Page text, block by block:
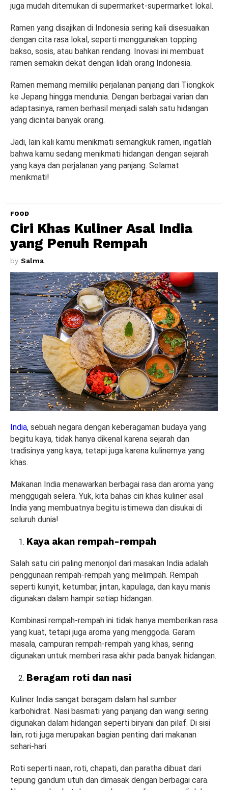
juga mudah ditemukan di supermarket-supermarket lokal.
Ramen yang disajikan di Indonesia sering kali disesuaikan
dengan cita rasa lokal, seperti menggunakan topping
bakso, sosis, atau bahkan rendang. Inovasi ini membuat
ramen semakin dekat dengan lidah orang Indonesia.
Ramen memang memiliki perjalanan panjang dari Tiongkok
ke Jepang hingga mendunia. Dengan berbagai varian dan
adaptasinya, ramen berhasil menjadi salah satu hidangan
yang dicintai banyak orang.
Jadi, lain kali kamu menikmati semangkuk ramen, ingatlah
bahwa kamu sedang menikmati hidangan dengan sejarah
yang kaya dan perjalanan yang panjang. Selamat
menikmati!
FOOD
Ciri Khas Kuliner Asal India
yang Penuh Rempah
by Salma
India, sebuah negara dengan keberagaman budaya yang
begitu kaya, tidak hanya dikenal karena sejarah dan
tradisinya yang kaya, tetapi juga karena kulinernya yang
khas.
Makanan India menawarkan berbagai rasa dan aroma yang
menggugah selera. Yuk, kita bahas ciri khas kuliner asal
India yang membuatnya begitu istimewa dan disukai di
seluruh dunia!
Kaya akan rempah-rempah
Salah satu ciri paling menonjol dari masakan India adalah
penggunaan rempah-rempah yang melimpah. Rempah
seperti kunyit, ketumbar, jintan, kapulaga, dan kayu manis
digunakan dalam hampir setiap hidangan.
Kombinasi rempah-rempah ini tidak hanya memberikan rasa
yang kuat, tetapi juga aroma yang menggoda. Garam
masala, campuran rempah-rempah yang khas, sering
digunakan untuk memberi rasa akhir pada banyak hidangan.
Beragam roti dan nasi
Kuliner India sangat beragam dalam hal sumber
karbohidrat. Nasi basmati yang panjang dan wangi sering
digunakan dalam hidangan seperti biryani dan pilaf. Di sisi
lain, roti juga merupakan bagian penting dari makanan
sehari-hari.
Roti seperti naan, roti, chapati, dan paratha dibuat dari
tepung gandum utuh dan dimasak dengan berbagai cara.